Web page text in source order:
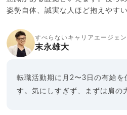
姿勢自体、誠実な人ほど抱えやす
すべらないキャリアエージェ
末永雄大
転職活動期に月2〜3日の有給を
す。気にしすぎず、まずは肩の